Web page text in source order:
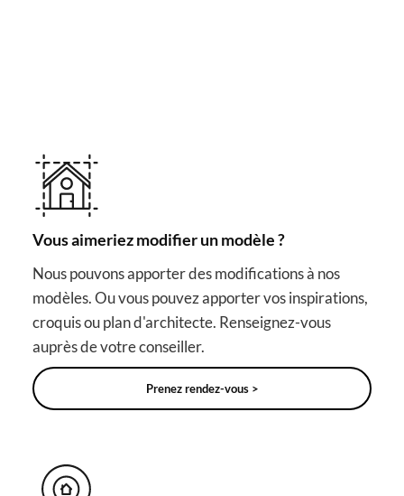
Vous aimeriez modifier un modèle ?
Nous pouvons apporter des modifications à nos
modèles. Ou vous pouvez apporter vos inspirations,
croquis ou plan d'architecte. Renseignez-vous
auprès de votre conseiller.
Prenez rendez-vous >